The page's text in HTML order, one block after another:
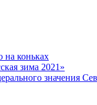
коньках
зима 2021»
значения